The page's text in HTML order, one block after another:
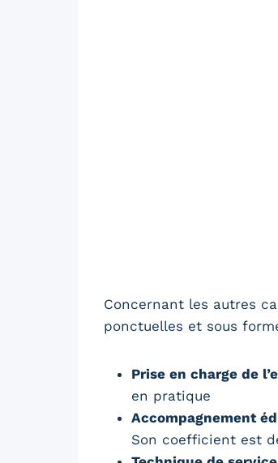
Concernant les autres
ponctuelles et sous
Prise en charge de
en pratique
Accompagnement
Son coefficient est